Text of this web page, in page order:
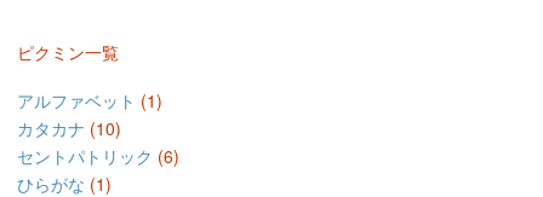
ピクミン一覧
アルファベット (1)
カタカナ (10)
セントパトリック (6)
ひらがな (1)